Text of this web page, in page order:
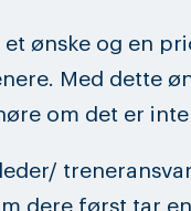
ønske og en
Med dette
om det er
dere først tar